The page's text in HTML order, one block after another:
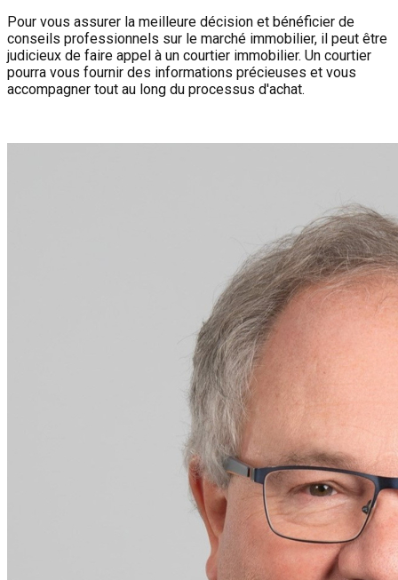
Pour vous assurer la meilleure décision et bénéficier de
conseils professionnels sur le marché immobilier, il peut être
judicieux de faire appel à un courtier immobilier. Un courtier
pourra vous fournir des informations précieuses et vous
accompagner tout au long du processus d'achat.